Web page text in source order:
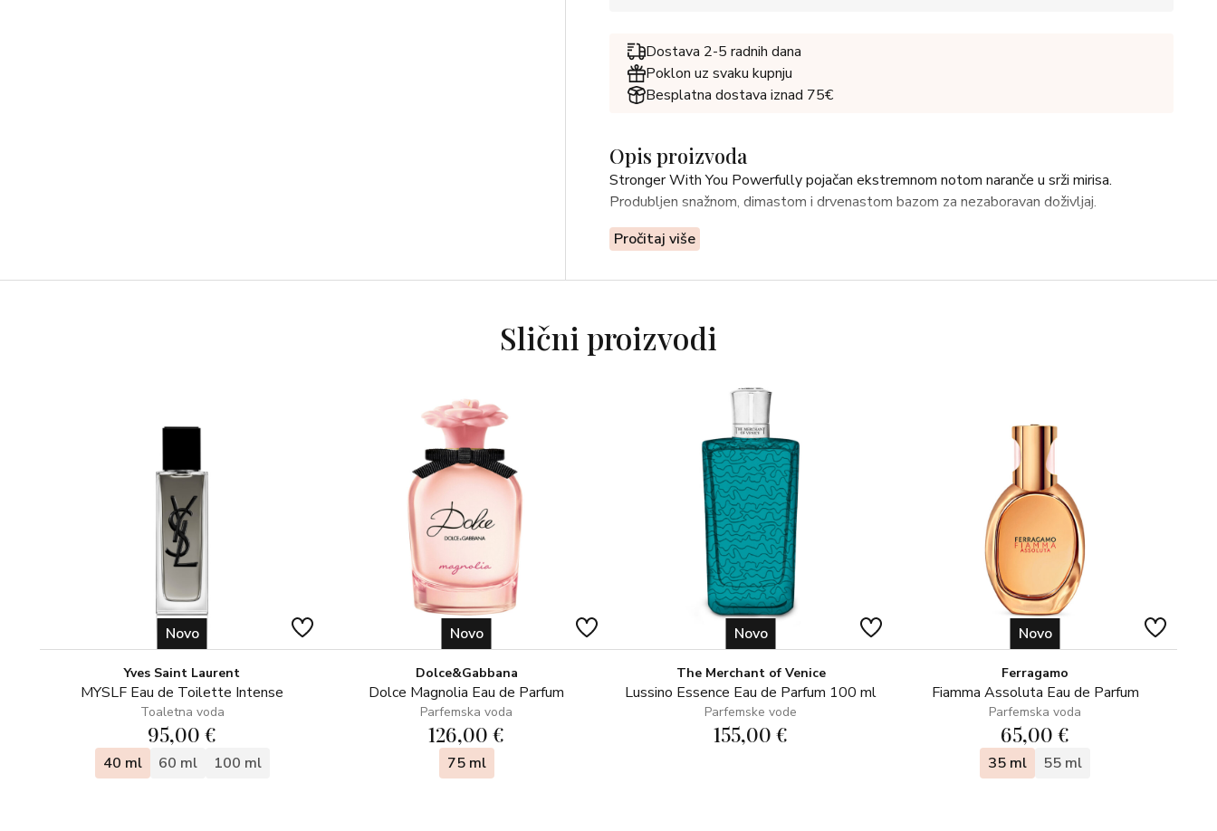
Dostava 2-5 radnih dana
Poklon uz svaku kupnju
Besplatna dostava iznad 75€
Opis proizvoda
Stronger With You Powerfully pojačan ekstremnom notom naranče u srži mirisa.
Produbljen snažnom, dimastom i drvenastom bazom za nezaboravan doživljaj.
Pročitaj više
Slični proizvodi
Novo
Yves Saint Laurent
MYSLF Eau de Toilette Intense
Toaletna voda
95,00 €
40 ml 60 ml 100 ml
Novo
Dolce&Gabbana
Dolce Magnolia Eau de Parfum
Parfemska voda
126,00 €
75 ml
Novo
The Merchant of Venice
Lussino Essence Eau de Parfum 100 ml
Parfemske vode
155,00 €
Novo
Ferragamo
Fiamma Assoluta Eau de Parfum
Parfemska voda
65,00 €
35 ml 55 ml